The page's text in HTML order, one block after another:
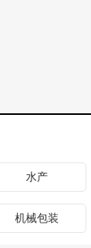
水产
机械包装